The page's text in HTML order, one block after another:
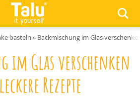
basteln » Backmischung im Glas
im Glas verschenken
Rezepte